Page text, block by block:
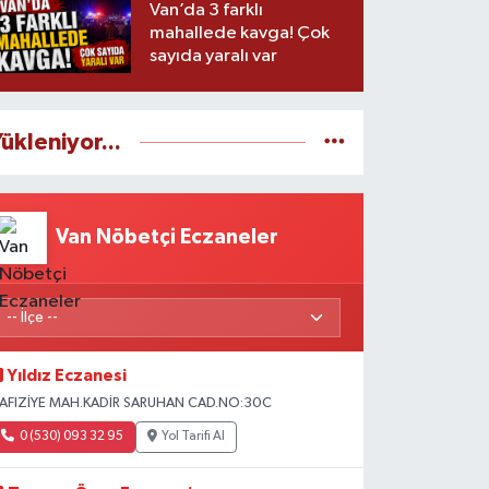
Van’da 3 farklı
mahallede kavga! Çok
sayıda yaralı var
Van Nöbetçi Eczaneler
Yıldız Eczanesi
MAH.KADİR SARUHAN CAD.NO:30C
0 (530) 093 32 95 Yol Tarifi Al